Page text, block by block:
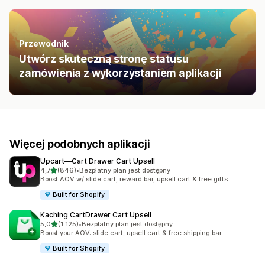
Przewodnik
Utwórz skuteczną stronę statusu
zamówienia z wykorzystaniem aplikacji
Więcej podobnych aplikacji
Upcart—Cart Drawer Cart Upsell
4,7na 5 gwiazdek
(846)
Łączna liczba recenzji: 846
•Bezpłatny plan jest dostępny
Boost AOV w/ slide cart, reward bar, upsell cart & free gifts
Built for Shopify
Kaching CartDrawer Cart Upsell
5,0na 5 gwiazdek
(1 125)
Łączna liczba recenzji: 1125
•Bezpłatny plan jest dostępny
Boost your AOV: slide cart, upsell cart & free shipping bar
Built for Shopify